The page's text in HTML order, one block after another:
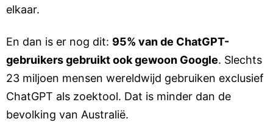
elkaar.
En dan is er nog dit: 95% van de ChatGPT-
gebruikers gebruikt ook gewoon Google. Slechts
23 miljoen mensen wereldwijd gebruiken exclusief
ChatGPT als zoektool. Dat is minder dan de
bevolking van Australië.